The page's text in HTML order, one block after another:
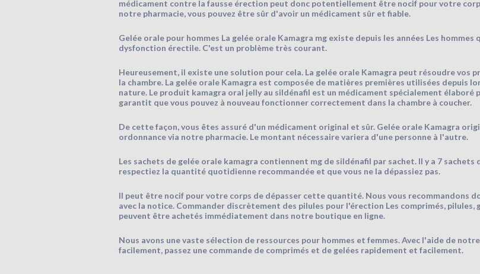
médicament contre la fausse érection peut donc potentiellement être nocif pour votre
notre pharmacie, vous pouvez être sûr d'avoir un médicament sûr et fiable.
Gelée orale pour hommes La gelée orale Kamagra mg existe depuis les années Les
dysfonction érectile. C'est un problème très courant.
Heureusement, il existe une solution pour cela. La gelée orale Kamagra peut résoudre vos
la chambre. La gelée orale Kamagra est composée de matières premières utilisées depuis
nature. Le produit kamagra oral jelly au sildénafil est un médicament spécialement élaboré
garantit que vous pouvez à nouveau fonctionner correctement dans la chambre à coucher.
De cette façon, vous êtes assuré d'un médicament original et sûr. Gelée orale Kamagra
ordonnance via notre pharmacie. Le montant nécessaire variera d'une personne à l'autre.
Les sachets de gelée orale kamagra contiennent mg de sildénafil par sachet. Il y a 7
respectiez la quantité quotidienne recommandée et que vous ne la dépassiez pas.
Il peut être nocif pour votre corps de dépasser cette quantité. Nous vous recommandons
avec la notice. Commander discrètement des pilules pour l'érection Les comprimés,
peuvent être achetés immédiatement dans notre boutique en ligne.
Nous avons une vaste sélection de ressources pour hommes et femmes. Avec l'aide de
facilement, passez une commande de comprimés et de gelées rapidement et facilement.